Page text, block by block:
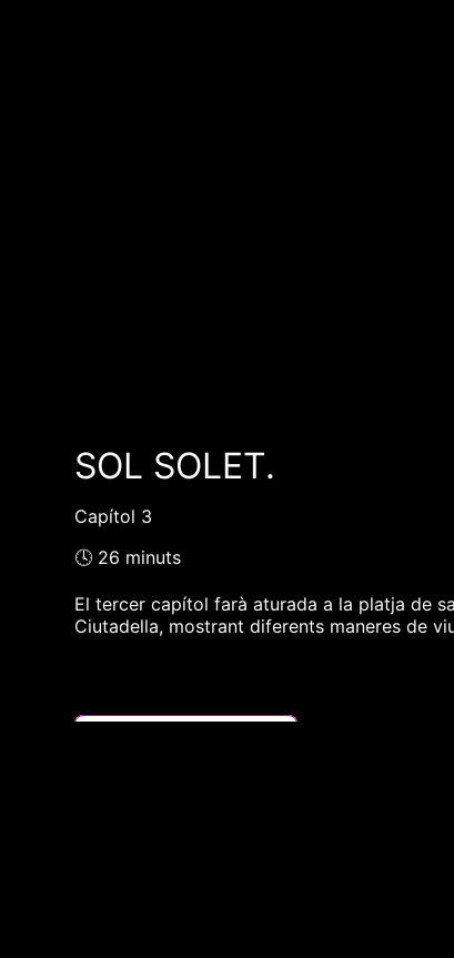
SOL SOLET.
Capítol 3
🕓 26 minuts
El tercer capítol farà aturada a la platja de
Ciutadella, mostrant diferents maneres de